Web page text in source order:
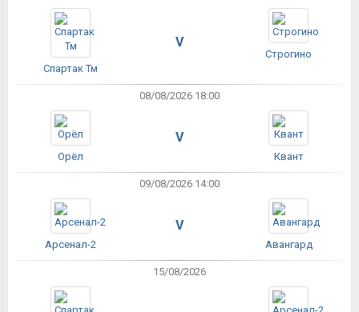
Спартак Тм
V
Строгино
08/08/2026 18:00
Орёл
V
Квант
09/08/2026 14:00
Арсенал-2
V
Авангард
15/08/2026